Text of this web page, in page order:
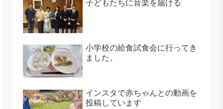
子どもたちに音楽を届ける
小学校の給食試食会に行ってき
ました。
インスタで赤ちゃんとの動画を
投稿しています